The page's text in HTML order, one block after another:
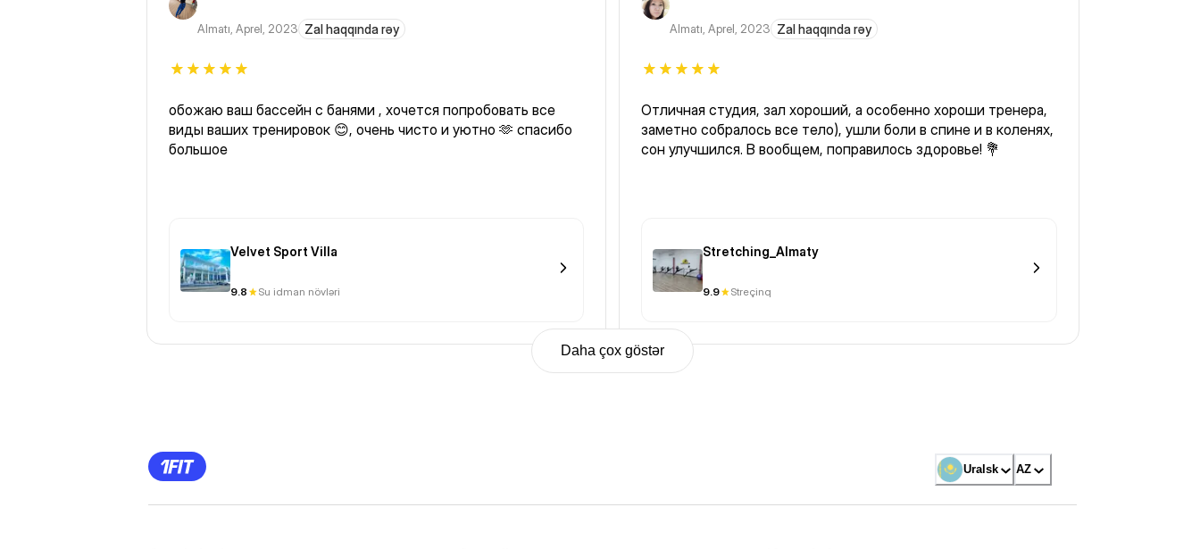
Almatı, Aprel, 2023 Zal haqqında rəy
обожаю ваш бассейн с банями , хочется попробовать все
виды ваших тренировок 😊, очень чисто и уютно 🫶 спасибо
большое
Velvet Sport Villa
9.8 Su idman növləri
Almatı, Aprel, 2023 Zal haqqında rəy
Отличная студия, зал хороший, а особенно хороши тренера,
заметно собралось все тело), ушли боли в спине и в коленях,
сон улучшился. В вообщем, поправилось здоровье! 💐
Stretching_Almaty
9.9 Streçinq
Daha çox göstər
Page
4 Page
Uralsk AZ